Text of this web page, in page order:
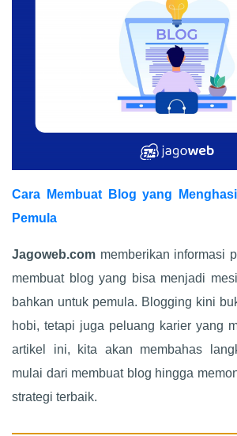
Cara Membuat Blog yang
Pemula
Jagoweb.com memberikan informasi
membuat blog yang bisa menjadi
bahkan untuk pemula. Blogging kini
hobi, tetapi juga peluang karier yang
artikel ini, kita akan membahas
mulai dari membuat blog hingga
strategi terbaik.